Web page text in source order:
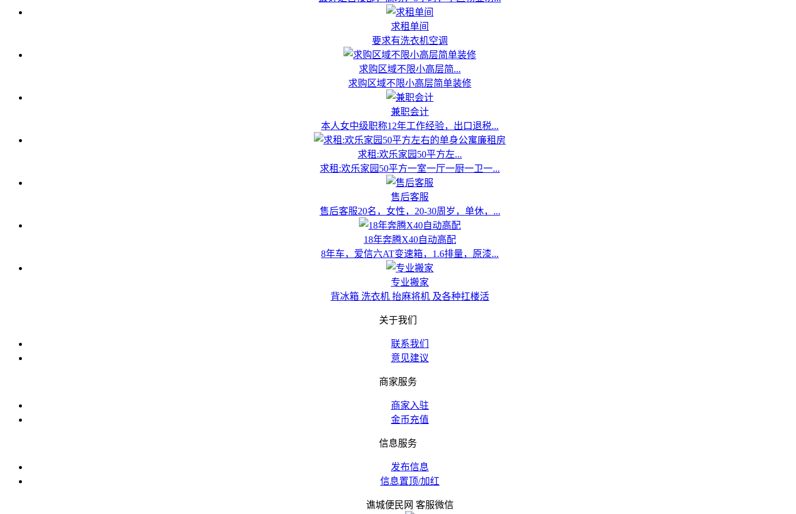
求租单间
要求有洗衣机空调
求购区域不限小高层简...
求购区域不限小高层简单装修
兼职会计
本人女中级职称12年工作经验，出口退税...
求租:欢乐家园50平方左...
求租:欢乐家园50平方一室一厅一厨一卫一...
售后客服
售后客服20名，女性，20-30周岁，单休，...
18年奔腾X40自动高配
8年车，爱信六AT变速箱，1.6排量，原漆...
专业搬家
背冰箱 洗衣机 抬麻将机 及各种扛楼活
关于我们
联系我们
意见建议
商家服务
商家入驻
金币充值
信息服务
发布信息
信息置顶/加红
谯城便民网 客服微信